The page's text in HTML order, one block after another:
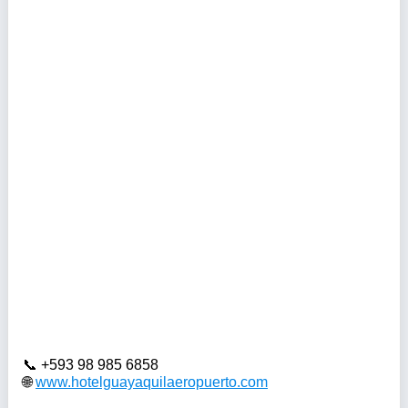
+593 98 985 6858
www.hotelguayaquilaeropuerto.com